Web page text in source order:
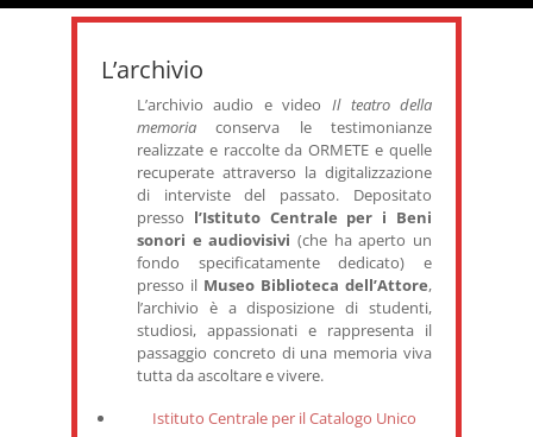
L’archivio
L’archivio audio e videoIl teatro della
memoriaconserva le testimonianze
realizzate e raccolte da ORMETE e quelle
recuperate attraverso la digitalizzazione
di interviste del passato. Depositato
presso l’Istituto Centrale per i Beni
sonori e audiovisivi (che ha aperto un
fondo specificatamente dedicato) e
presso il Museo Biblioteca dell’Attore,
l’archivio è a disposizione di studenti,
studiosi, appassionati e rappresenta il
passaggio concreto di una memoria viva
tutta da ascoltare e vivere.
Istituto Centrale per il Catalogo Unico